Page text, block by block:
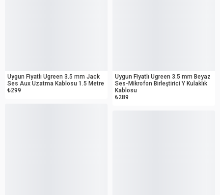
Uygun Fiyatlı Ugreen 3.5 mm Jack
Ses Aux Uzatma Kablosu 1.5 Metre
₺299
Uygun Fiyatlı Ugreen 3.5 mm Beyaz
Ses-Mikrofon Birleştirici Y Kulaklık
Kablosu
₺289